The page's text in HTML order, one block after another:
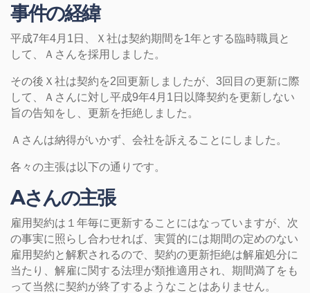
事件の経緯
平成7年4月1日、Ｘ社は契約期間を1年とする臨時職員と
して、Ａさんを採用しました。
その後Ｘ社は契約を2回更新しましたが、3回目の更新に際
して、Ａさんに対し平成9年4月1日以降契約を更新しない
旨の告知をし、更新を拒絶しました。
Ａさんは納得がいかず、会社を訴えることにしました。
各々の主張は以下の通りです。
Aさんの主張
雇用契約は１年毎に更新することにはなっていますが、次
の事実に照らし合わせれば、実質的には期間の定めのない
雇用契約と解釈されるので、契約の更新拒絶は解雇処分に
当たり、解雇に関する法理が類推適用され、期間満了をも
って当然に契約が終了するようなことはありません。